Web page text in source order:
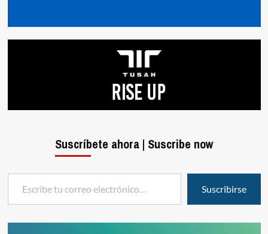
Suscríbete ahora | Suscribe now
Escribe tu correo electrónico…
Suscribirse